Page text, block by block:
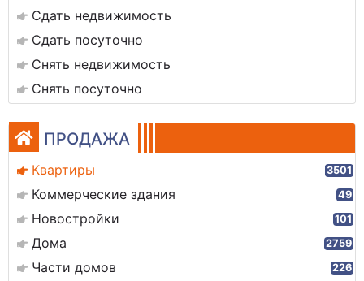
Сдать недвижимость
Сдать посуточно
Снять недвижимость
Снять посуточно
ПРОДАЖА
Квартиры 3501
Коммерческие здания 49
Новостройки 101
Дома 2759
Части домов 226